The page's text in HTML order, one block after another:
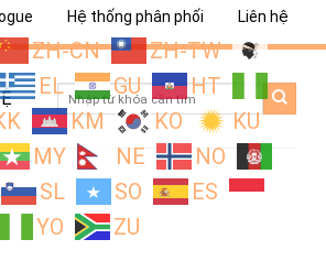
Hệ thống phân phối Liên hệ
ZH-CN
ZH-TW
EL GU
HT
KM KO
KU
MY NE
NO
SL SO
ES
YO ZU
Search
for: